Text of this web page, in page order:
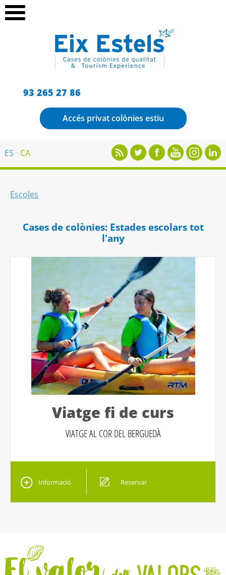
93 265 27 86
Accés privat colònies estiu
ES CA
Escoles
Cases de colònies: Estades escolars tot
l'any
Viatge fi de curs
VIATGE AL COR DEL BERGUEDÀ
Informació Reservar